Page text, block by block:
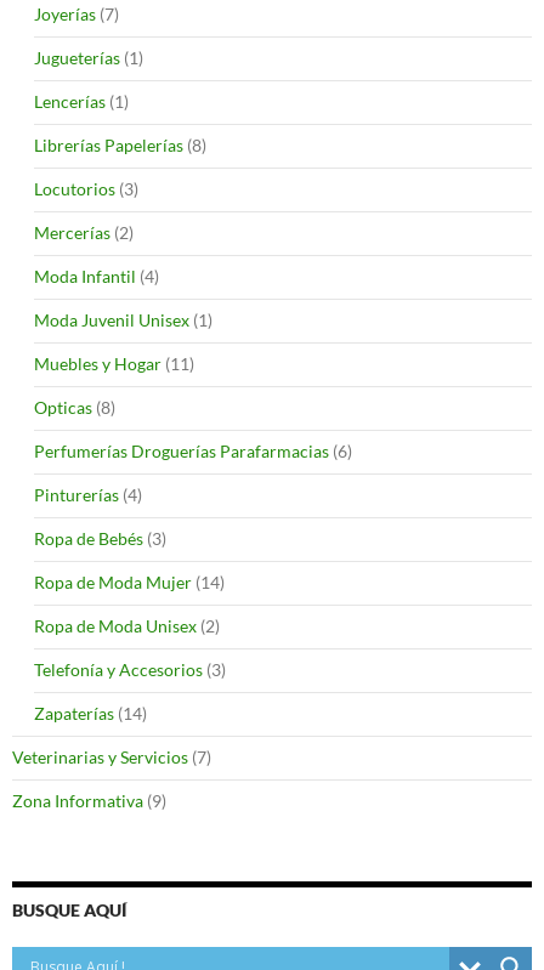
Joyerías (7)
Jugueterías (1)
Lencerías (1)
Librerías Papelerías (8)
Locutorios (3)
Mercerías (2)
Moda Infantil (4)
Moda Juvenil Unisex (1)
Muebles y Hogar (11)
Opticas (8)
Perfumerías Droguerías Parafarmacias (6)
Pinturerías (4)
Ropa de Bebés (3)
Ropa de Moda Mujer (14)
Ropa de Moda Unisex (2)
Telefonía y Accesorios (3)
Zapaterías (14)
Veterinarias y Servicios (7)
Zona Informativa (9)
BUSQUE AQUÍ